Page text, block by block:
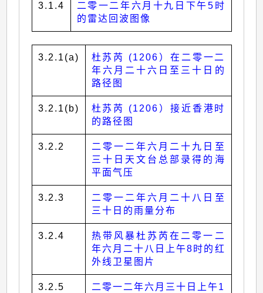
3.1.4
二零一二年六月十九日下午5时
的雷达回波图像
3.2.1(a)
杜苏芮 (1206）在二零一二
年六月二十六日至三十日的
路径图
3.2.1(b)
杜苏芮 (1206）接近香港时
的路径图
3.2.2
二零一二年六月二十九日至
三十日天文台总部录得的海
平面气压
3.2.3
二零一二年六月二十八日至
三十日的雨量分布
3.2.4
热带风暴杜苏芮在二零一二
年六月二十八日上午8时的红
外线卫星图片
3.2.5
二零一二年六月三十日上午1